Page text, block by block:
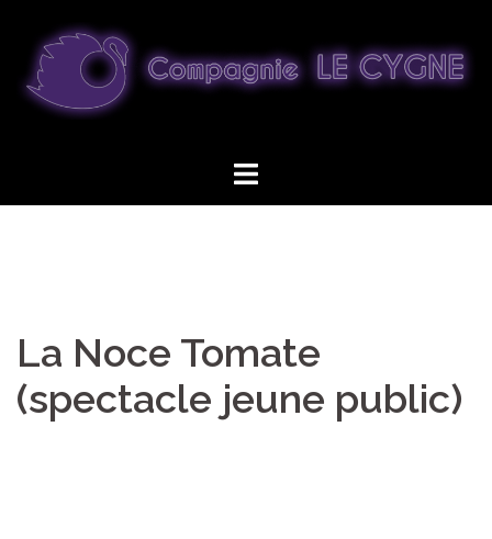
contenu
La Noce Tomate
(spectacle jeune public)